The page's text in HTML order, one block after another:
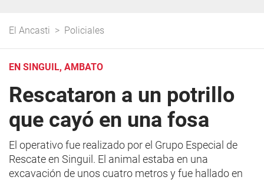
El Ancasti > Policiales
EN SINGUIL, AMBATO
Rescataron a un potrillo
que cayó en una fosa
El operativo fue realizado por el Grupo Especial de
Rescate en Singuil. El animal estaba en una
excavación de unos cuatro metros y fue hallado en